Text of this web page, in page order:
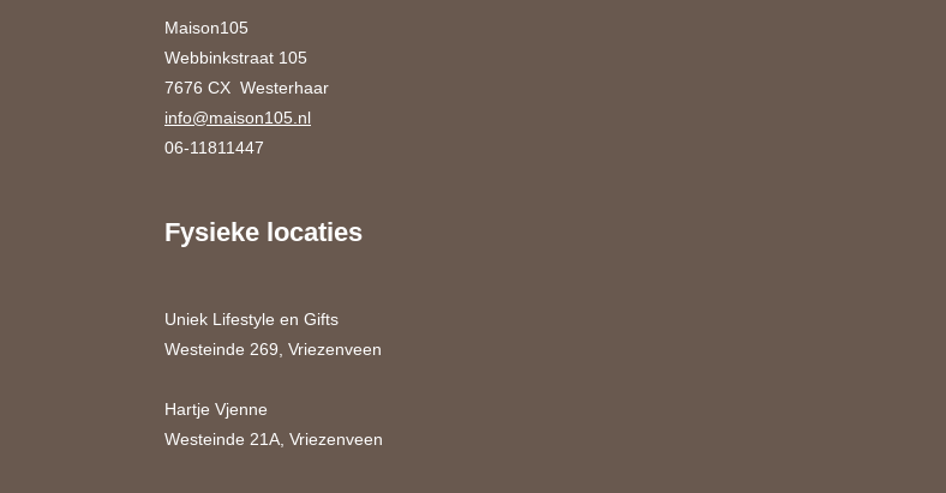
Maison105
Webbinkstraat 105
7676 CX Westerhaar
info@maison105.nl
06-11811447
Fysieke locaties
Uniek Lifestyle en Gifts
Westeinde 269, Vriezenveen
Hartje Vjenne
Westeinde 21A, Vriezenveen